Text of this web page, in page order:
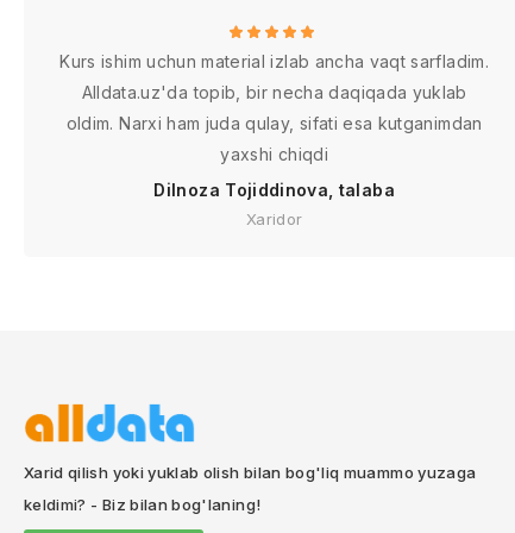
Kurs ishim uchun material izlab ancha vaqt sarfladim.
Alldata.uz'da topib, bir necha daqiqada yuklab
oldim. Narxi ham juda qulay, sifati esa kutganimdan
yaxshi chiqdi
Dilnoza Tojiddinova, talaba
Xaridor
Xarid qilish yoki yuklab olish bilan bog'liq muammo yuzaga
keldimi? - Biz bilan bog'laning!